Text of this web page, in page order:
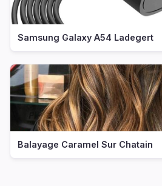
Samsung Galaxy A54 Ladegert
Balayage Caramel Sur Chatain